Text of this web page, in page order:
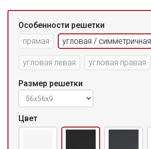
Особенности решетки
прямая
угловая / симметричная
угловая левая угловая правая
Размер решетки
Цвет